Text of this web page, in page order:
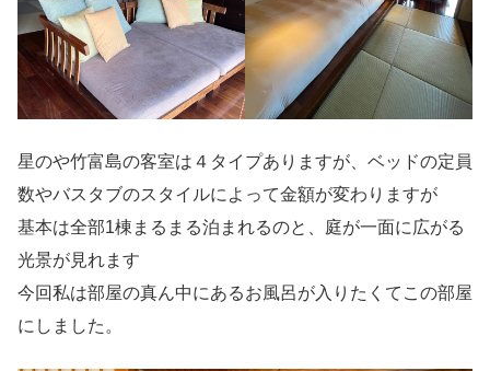
星のや竹富島の客室は４タイプありますが、ベッドの定員
数やバスタブのスタイルによって金額が変わりますが
基本は全部1棟まるまる泊まれるのと、庭が一面に広がる
光景が見れます
今回私は部屋の真ん中にあるお風呂が入りたくてこの部屋
にしました。